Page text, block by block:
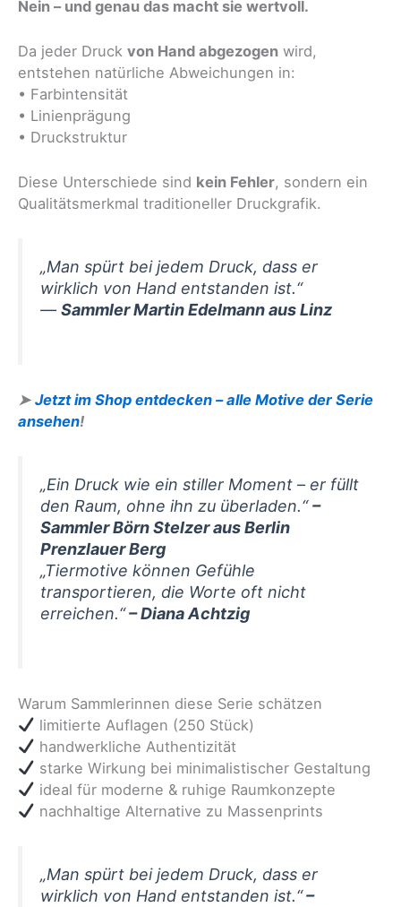
Nein – und genau das macht sie wertvoll.
Da jeder Druck von Hand abgezogen wird,
entstehen natürliche Abweichungen in:
• Farbintensität
• Linienprägung
• Druckstruktur
Diese Unterschiede sind kein Fehler, sondern ein
Qualitätsmerkmal traditioneller Druckgrafik.
„Man spürt bei jedem Druck, dass er
wirklich von Hand entstanden ist.“
—Sammler Martin Edelmann aus Linz
➤ Jetzt im Shop entdecken – alle Motive der Serie
ansehen!
„Ein Druck wie ein stiller Moment – er füllt
den Raum, ohne ihn zu überladen.“–
Sammler Börn Stelzer aus Berlin
Prenzlauer Berg
„Tiermotive können Gefühle
transportieren, die Worte oft nicht
erreichen.“– Diana Achtzig
Warum Sammlerinnen diese Serie schätzen
limitierte Auflagen (250 Stück)
handwerkliche Authentizität
starke Wirkung bei minimalistischer Gestaltung
ideal für moderne & ruhige Raumkonzepte
nachhaltige Alternative zu Massenprints
„Man spürt bei jedem Druck, dass er
wirklich von Hand entstanden ist.“–